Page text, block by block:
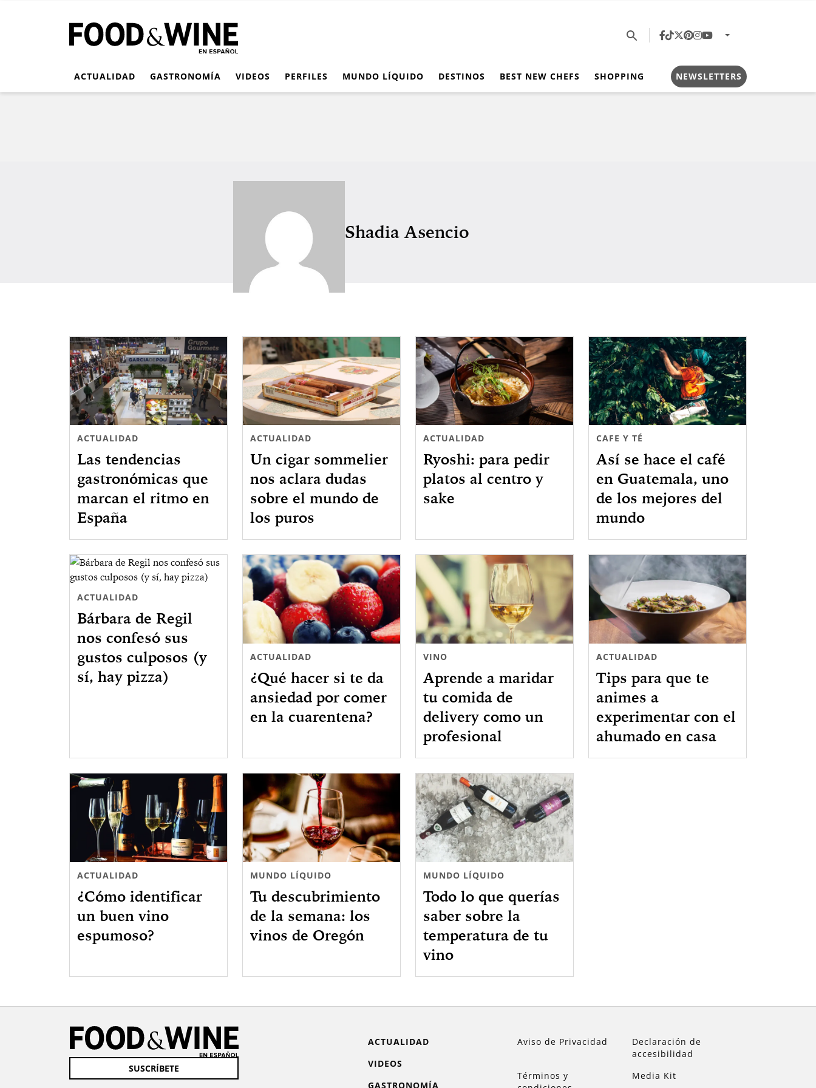
ACTUALIDAD GASTRONOMÍA VIDEOS PERFILES MUNDO LÍQUIDO DESTINOS BEST NEW CHEFS SHOPPING NEWSLETTERS
Shadia Asencio
ACTUALIDAD
Las tendencias
gastronómicas que
marcan el ritmo en
España
ACTUALIDAD
Un cigar sommelier
nos aclara dudas
sobre el mundo de
los puros
ACTUALIDAD
Ryoshi: para pedir
platos al centro y
sake
CAFE Y TÉ
Así se hace el café
en Guatemala, uno
de los mejores del
mundo
ACTUALIDAD
Bárbara de Regil
nos confesó sus
gustos culposos (y
sí, hay pizza)
ACTUALIDAD
¿Qué hacer si te da
ansiedad por comer
en la cuarentena?
VINO
Aprende a maridar
tu comida de
delivery como un
profesional
ACTUALIDAD
Tips para que te
animes a
experimentar con el
ahumado en casa
ACTUALIDAD
¿Cómo identificar
un buen vino
espumoso?
MUNDO LÍQUIDO
Tu descubrimiento
de la semana: los
vinos de Oregón
MUNDO LÍQUIDO
Todo lo que querías
saber sobre la
temperatura de tu
vino
SUSCRÍBETE
ACTUALIDAD
VIDEOS
GASTRONOMÍA
Aviso de Privacidad
Declaración de
accesibilidad
Términos y
Media Kit